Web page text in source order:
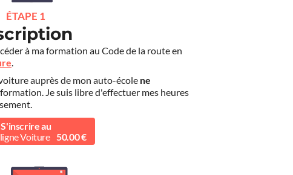
ÉTAPE 1
à ma formation au Code de la route en
.
auprès de mon auto-école ne
Je suis libre d'effectuer mes heures
S'inscrire au
Voiture 50.00 €